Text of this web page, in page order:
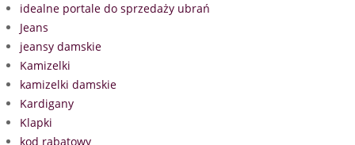
idealne portale do sprzedaży ubrań
Jeans
jeansy damskie
Kamizelki
kamizelki damskie
Kardigany
Klapki
kod rabatowy